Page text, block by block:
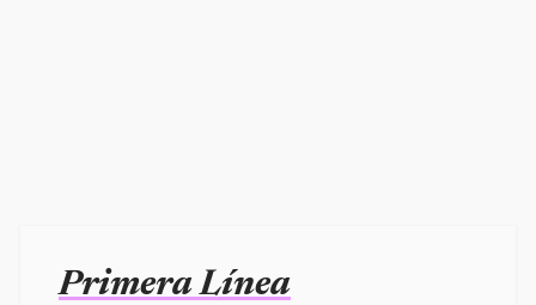
Primera Línea